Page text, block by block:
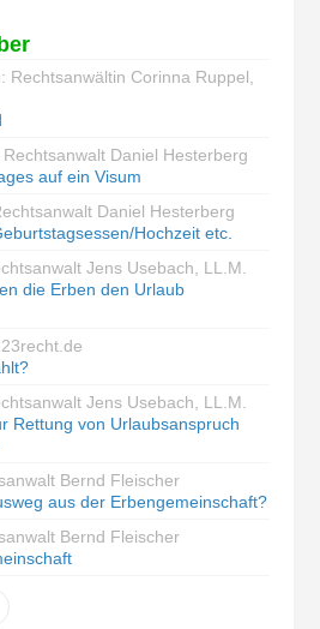
Rechtsanwältin Corinna Ruppel,
Rechtsanwalt Daniel Hesterberg
auf ein Visum
Daniel Hesterberg
Hochzeit etc.
Jens Usebach, LL.M.
die Erben den Urlaub
Jens Usebach, LL.M.
Rettung von Urlaubsanspruch
Bernd Fleischer
aus der Erbengemeinschaft?
Bernd Fleischer